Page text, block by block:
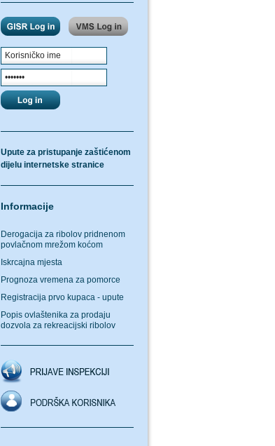
Upute za pristupanje zaštićenom
dijelu internetske stranice
Informacije
Derogacija za ribolov pridnenom
povlačnom mrežom koćom
Iskrcajna mjesta
Prognoza vremena za pomorce
Registracija prvo kupaca - upute
Popis ovlaštenika za prodaju
dozvola za rekreacijski ribolov